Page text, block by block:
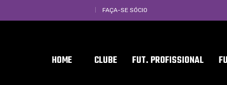
FAÇA-SE SÓCIO
HOME CLUBE FUT. PROFISSIONAL